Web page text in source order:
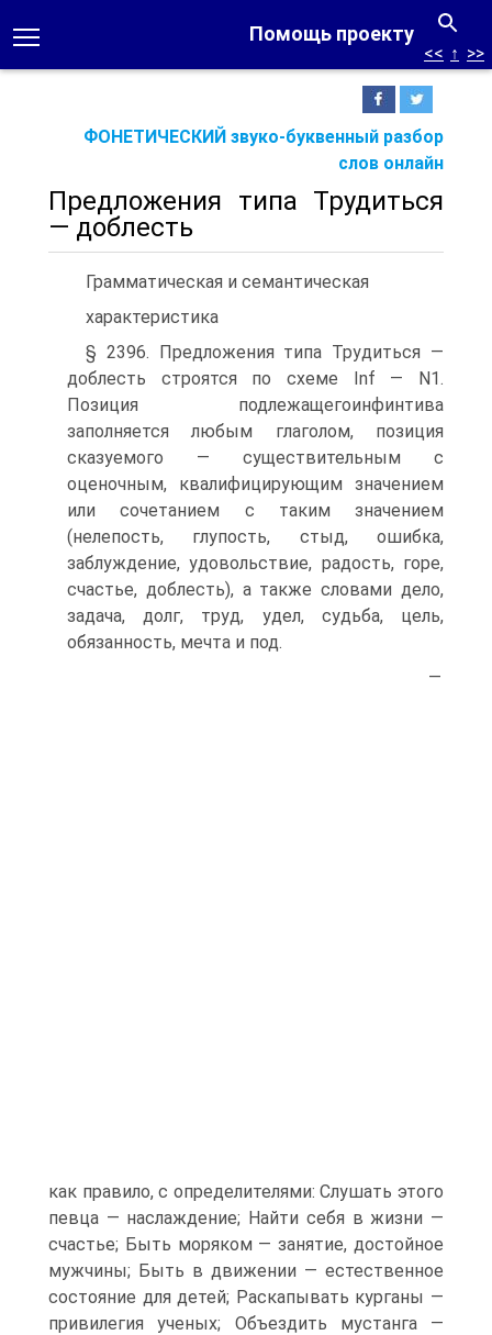
Помощь проекту
ФОНЕТИЧЕСКИЙ звуко-буквенный разбор
слов онлайн
<< ↑ >>
Предложения типа Трудиться
— доблесть
Грамматическая и семантическая
характеристика
§ 2396. Предложения типа Трудиться —
доблесть строятся по схеме Inf — N1.
Позиция подлежащего­инфинтива
заполняется любым глаголом, позиция
сказуемого — существительным с
оценочным, квалифицирующим значением
или сочетанием с таким значением
(нелепость, глупость, стыд, ошибка,
заблуждение, удовольствие, радость, горе,
счастье, доблесть), а также словами дело,
задача, долг, труд, удел, судьба, цель,
обязанность, мечта и под.
—
как правило, с определителями: Слушать этого
певца — наслаждение; Найти себя в жизни —
счастье; Быть моряком — занятие, достойное
мужчины; Быть в движении — естественное
состояние для детей; Раскапывать курганы —
привилегия ученых; Объездить мустанга —